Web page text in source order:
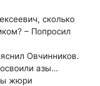
сколько
– Попросил
Овчинников.
азы…
жюри